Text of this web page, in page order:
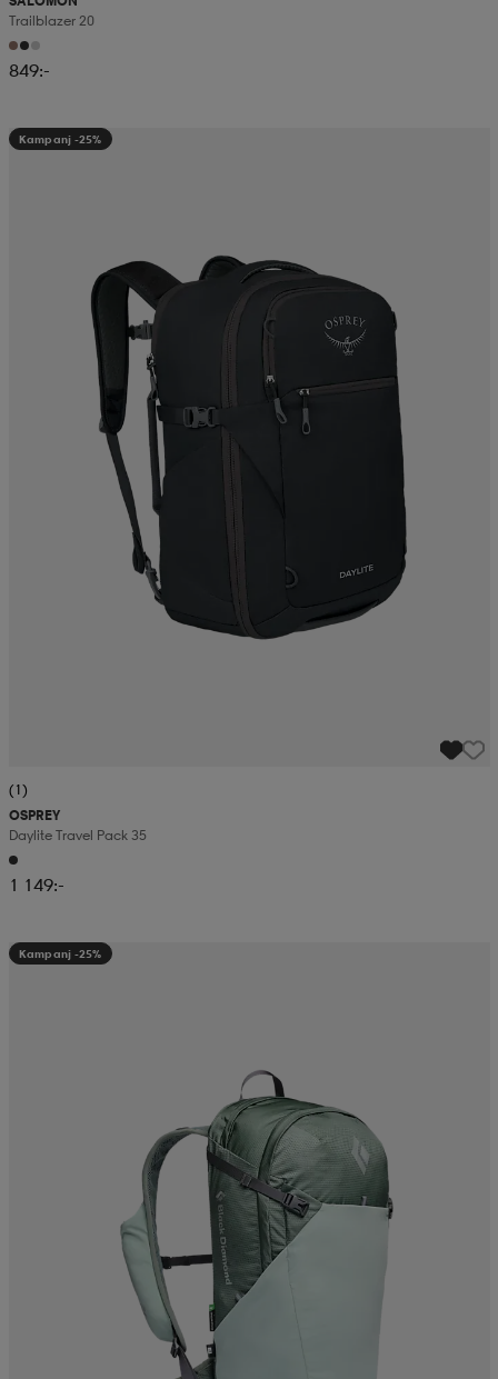
Trailblazer 20
849:-
Kampanj -25%
(1)
OSPREY
Daylite Travel Pack 35
1 149:-
Kampanj -25%